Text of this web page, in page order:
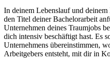
In deinem Lebenslauf und
den Titel deiner Bachelorarbeit
Unternehmen deines Traumjobs
dich intensiv beschäftigt hast. Es
Unternehmens übereinstimmen,
Arbeitgebers entsteht, mit dir in